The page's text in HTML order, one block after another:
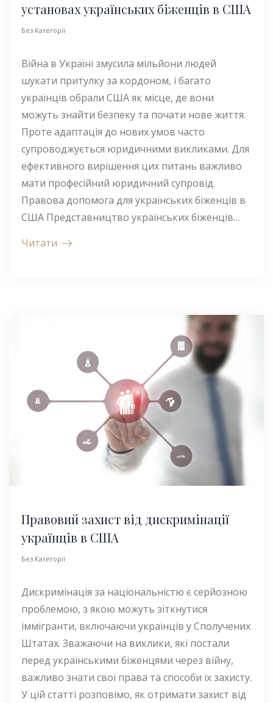
установах українських біженців в США
Без Категорії
Війна в Україні змусила мільйони людей
шукати притулку за кордоном, і багато
українців обрали США як місце, де вони
можуть знайти безпеку та почати нове життя.
Проте адаптація до нових умов часто
супроводжується юридичними викликами. Для
ефективного вирішення цих питань важливо
мати професійний юридичний супровід.
Правова допомога для українських біженців в
США Представництво українських біженців…
Читати
Правовий захист від дискримінації
українців в США
Без Категорії
Дискримінація за національністю є серйозною
проблемою, з якою можуть зіткнутися
іммігранти, включаючи українців у Сполучених
Штатах. Зважаючи на виклики, які постали
перед українськими біженцями через війну,
важливо знати свої права та способи їх захисту.
У цій статті розповімо, як отримати захист від